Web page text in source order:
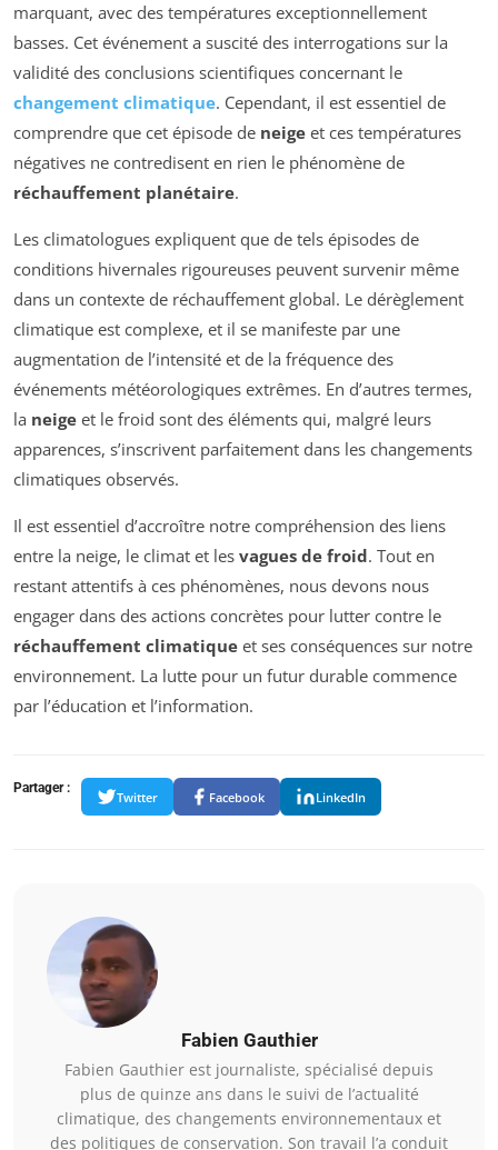
marquant, avec des températures exceptionnellement
basses. Cet événement a suscité des interrogations sur la
validité des conclusions scientifiques concernant le
changement climatique. Cependant, il est essentiel de
comprendre que cet épisode de neige et ces températures
négatives ne contredisent en rien le phénomène de
réchauffement planétaire.
Les climatologues expliquent que de tels épisodes de
conditions hivernales rigoureuses peuvent survenir même
dans un contexte de réchauffement global. Le dérèglement
climatique est complexe, et il se manifeste par une
augmentation de l’intensité et de la fréquence des
événements météorologiques extrêmes. En d’autres termes,
la neige et le froid sont des éléments qui, malgré leurs
apparences, s’inscrivent parfaitement dans les changements
climatiques observés.
Il est essentiel d’accroître notre compréhension des liens
entre la neige, le climat et les vagues de froid. Tout en
restant attentifs à ces phénomènes, nous devons nous
engager dans des actions concrètes pour lutter contre le
réchauffement climatique et ses conséquences sur notre
environnement. La lutte pour un futur durable commence
par l’éducation et l’information.
Partager :
Twitter Facebook LinkedIn
Fabien Gauthier
Fabien Gauthier est journaliste, spécialisé depuis
plus de quinze ans dans le suivi de l’actualité
climatique, des changements environnementaux et
des politiques de conservation. Son travail l’a conduit